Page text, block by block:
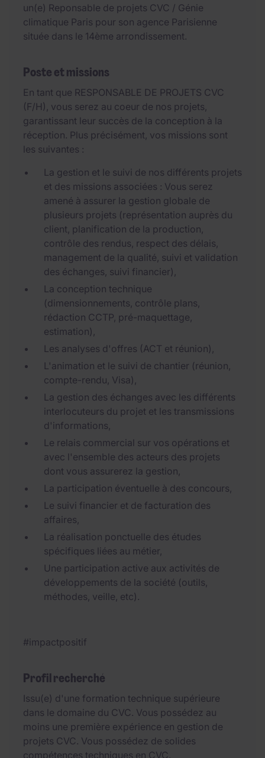
un(e) Reponsable de projets CVC / Génie
climatique Paris pour son agence Parisienne
située dans le 14ème arrondissement.
Poste et missions
En tant que RESPONSABLE DE PROJETS CVC
(F/H), vous serez au coeur de nos projets,
garantissant leur succès de la conception à la
réception. Plus précisément, vos missions sont
les suivantes :
La gestion et le suivi de nos différents projets
et des missions associées : Vous serez
amené à assurer la gestion globale de
plusieurs projets (représentation auprès du
client, planification de la production,
contrôle des rendus, respect des délais,
management de la qualité, suivi et validation
des échanges, suivi financier),
La conception technique
(dimensionnements, contrôle plans,
rédaction CCTP, pré-maquettage,
estimation),
Les analyses d'offres (ACT et réunion),
L'animation et le suivi de chantier (réunion,
compte-rendu, Visa),
La gestion des échanges avec les différents
interlocuteurs du projet et les transmissions
d'informations,
Le relais commercial sur vos opérations et
avec l'ensemble des acteurs des projets
dont vous assurerez la gestion,
La participation éventuelle à des concours,
Le suivi financier et de facturation des
affaires,
La réalisation ponctuelle des études
spécifiques liées au métier,
Une participation active aux activités de
développements de la société (outils,
méthodes, veille, etc).
#impactpositif
Profil recherché
Issu(e) d'une formation technique supérieure
dans le domaine du CVC. Vous possédez au
moins une première expérience en gestion de
projets CVC. Vous possédez de solides
compétences techniques en CVC.